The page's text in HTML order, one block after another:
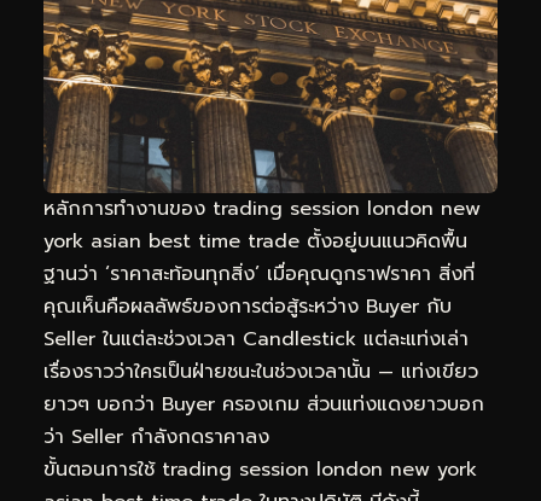
หลักการทำงานของ trading session london new
york asian best time trade ตั้งอยู่บนแนวคิดพื้น
ฐานว่า ‘ราคาสะท้อนทุกสิ่ง’ เมื่อคุณดูกราฟราคา สิ่งที่
คุณเห็นคือผลลัพธ์ของการต่อสู้ระหว่าง Buyer กับ
Seller ในแต่ละช่วงเวลา Candlestick แต่ละแท่งเล่า
เรื่องราวว่าใครเป็นฝ่ายชนะในช่วงเวลานั้น — แท่งเขียว
ยาวๆ บอกว่า Buyer ครองเกม ส่วนแท่งแดงยาวบอก
ว่า Seller กำลังกดราคาลง
ขั้นตอนการใช้ trading session london new york